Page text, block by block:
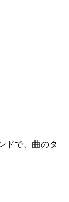
ドで、曲のタ